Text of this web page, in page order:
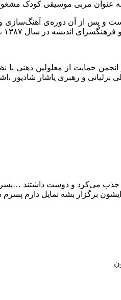
در سال ۱۳۸۸ در کارناه هنری خود دارد .
انجمن حمایت از معلولین ذهنی
و رهبری یاشار شادپور
می‌کرد و دوست داشتند
برگزار بشه تمایل دارم